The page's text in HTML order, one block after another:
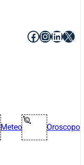
Facebook
X
Meteo Oroscopo